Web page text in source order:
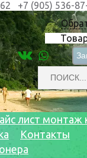
+7 (905) 536-
лист монтаж
Контакты